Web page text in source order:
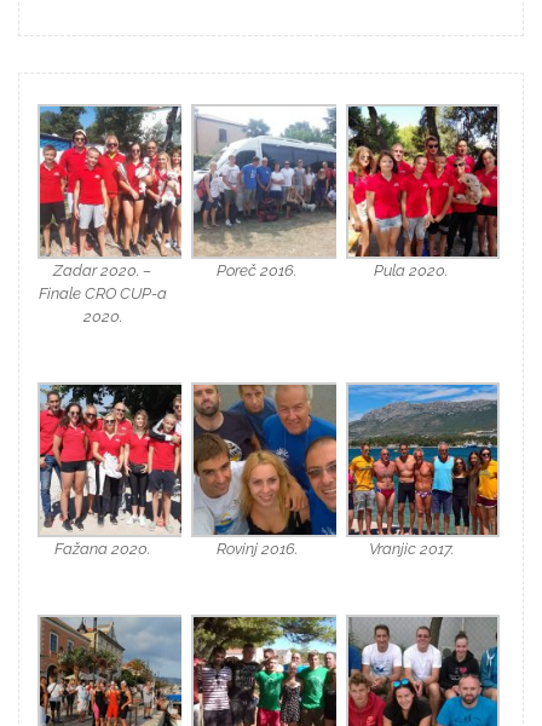
Zadar 2020. –
Finale CRO CUP-a
2020.
Poreč 2016. Pula 2020.
Fažana 2020. Rovinj 2016. Vranjic 2017.